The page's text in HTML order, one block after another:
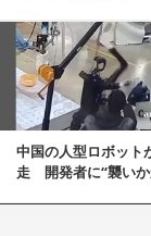
中国の人型ロボット
走 開発者に“襲いか